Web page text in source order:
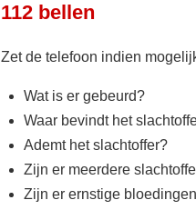
112 bellen
Zet de telefoon indien
Wat is er gebeurd?
Waar bevindt het
Ademt het slachtoffer?
Zijn er meerdere
Zijn er ernstige